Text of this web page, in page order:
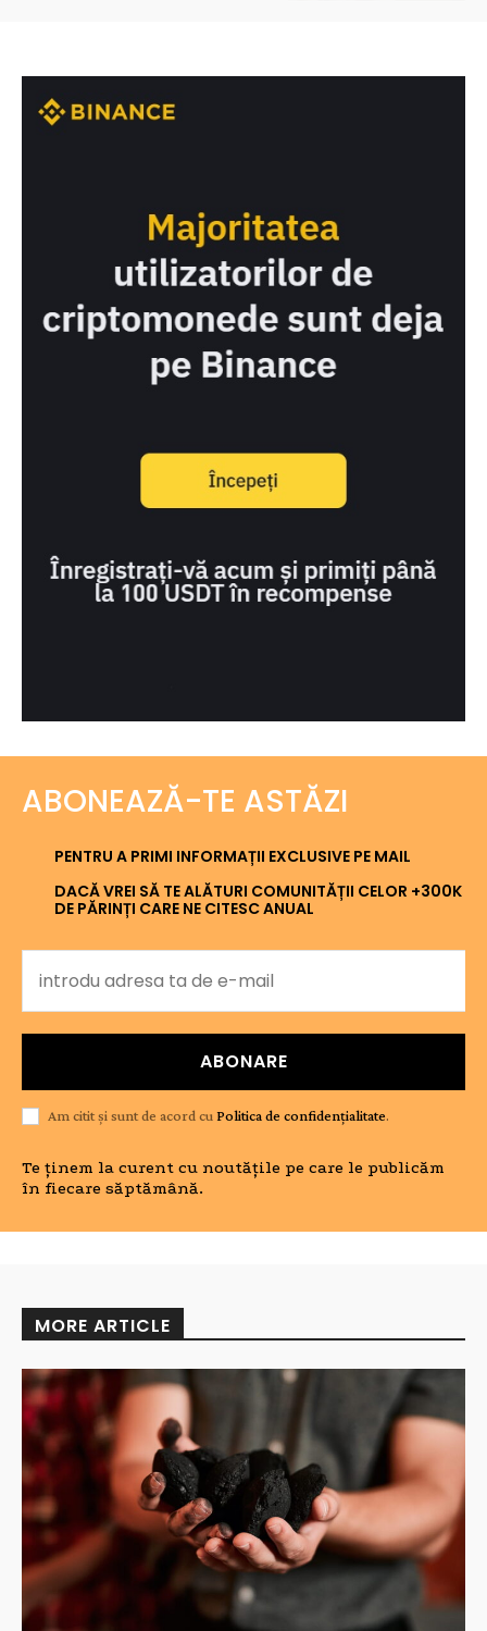
ABONEAZĂ-TE ASTĂZI
PENTRU A PRIMI INFORMAȚII EXCLUSIVE PE MAIL
DACĂ VREI SĂ TE ALĂTURI COMUNITĂȚII CELOR +300K
DE PĂRINȚI CARE NE CITESC ANUAL
ABONARE
Am citit și sunt de acord cuPolitica de confidențialitate.
Te ținem la curent cu noutățile pe care le publicăm
în fiecare săptămână.
MORE ARTICLE